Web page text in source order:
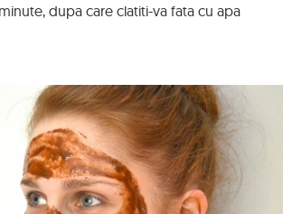
dupa care clatiti-va fata cu apa